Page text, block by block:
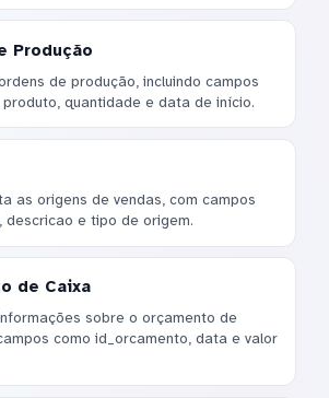
Produção
de produção, incluindo campos
quantidade e data de início.
as origens de vendas, com campos
descricao e tipo de origem.
de Caixa
sobre o orçamento de
como id_orcamento, data e valor